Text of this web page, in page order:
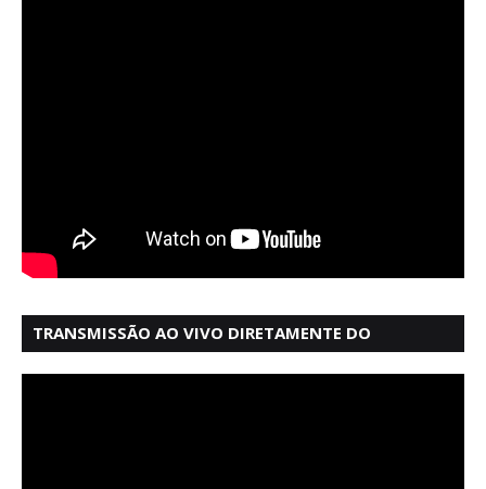
TRANSMISSÃO AO VIVO DIRETAMENTE DO